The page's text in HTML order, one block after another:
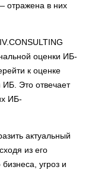
отражена в них
оценки ИБ-
к оценке
ИБ. Это отвечает
ИБ-
актуальный
из его
угроз и